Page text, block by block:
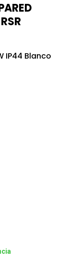
IP44 Blanco